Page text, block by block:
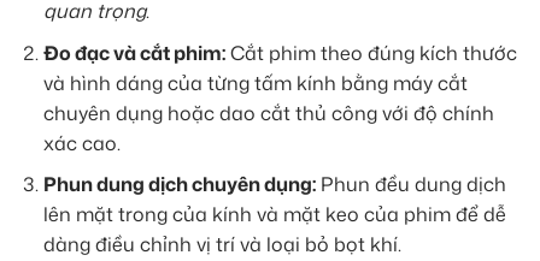
quan trọng.
Đo đạc và cắt phim:Cắt phim theo đúng kích thước
và hình dáng của từng tấm kính bằng máy cắt
chuyên dụng hoặc dao cắt thủ công với độ chính
xác cao.
Phun dung dịch chuyên dụng:Phun đều dung dịch
lên mặt trong của kính và mặt keo của phim để dễ
dàng điều chỉnh vị trí và loại bỏ bọt khí.